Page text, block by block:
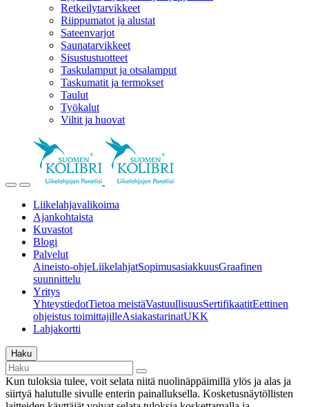
Retkeilytarvikkeet
Riippumatot ja alustat
Sateenvarjot
Saunatarvikkeet
Sisustustuotteet
Taskulamput ja otsalamput
Taskumatit ja termokset
Taulut
Työkalut
Viltit ja huovat
Liikelahjavalikoima
Ajankohtaista
Kuvastot
Blogi
Palvelut
Aineisto-ohjeLiikelahjatSopimusasiakkuusGraafinen
suunnittelu
Yritys
YhteystiedotTietoa meistäVastuullisuusSertifikaatitEettinen
ohjeistus toimittajilleAsiakastarinatUKK
Lahjakortti
Haku
Kun tuloksia tulee, voit selata niitä nuolinäppäimillä ylös ja alas ja
siirtyä halutulle sivulle enterin painalluksella. Kosketusnäytöllisten